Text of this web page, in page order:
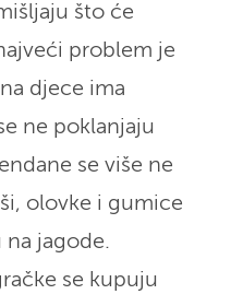
što će
problem je
djece ima
ne poklanjaju
se više ne
olovke i gumice
na jagode.
se kupuju